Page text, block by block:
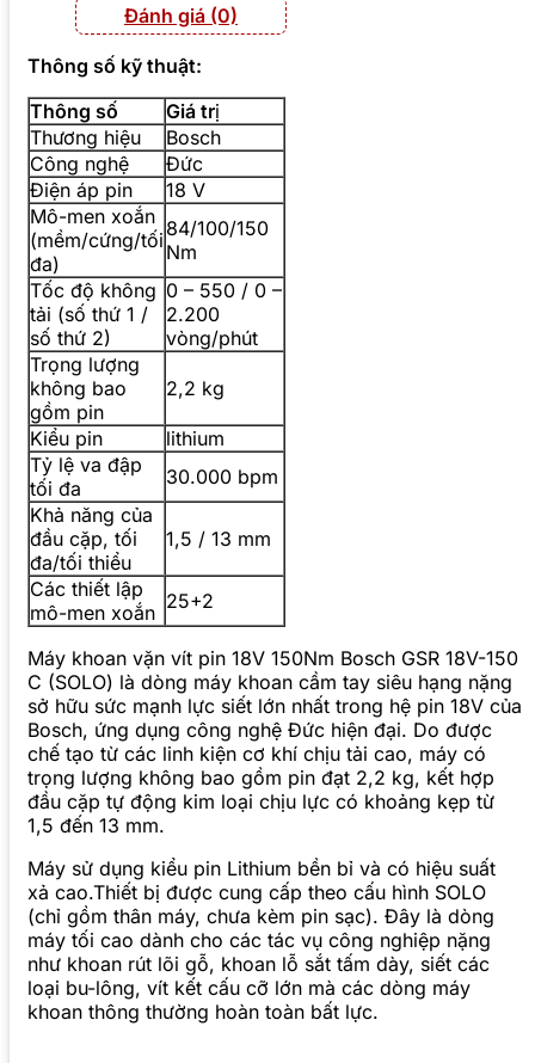
Đánh giá (0)
Thông số kỹ thuật:
Thông số
Giá trị
Thương hiệu
Bosch
Công nghệ
Đức
Điện áp pin
18 V
Mô-men xoắn
(mềm/cứng/tối
đa)
84/100/150
Nm
Tốc độ không
tải (số thứ 1 /
số thứ 2)
0 – 550 / 0 –
2.200
vòng/phút
Trọng lượng
không bao
gồm pin
2,2 kg
Kiểu pin
lithium
Tỷ lệ va đập
tối đa
30.000 bpm
Khả năng của
đầu cặp, tối
đa/tối thiểu
1,5 / 13 mm
Các thiết lập
mô-men xoắn 25+2
Máy khoan vặn vít pin 18V 150Nm Bosch GSR 18V-150
C (SOLO) là dòng máy khoan cầm tay siêu hạng nặng
sở hữu sức mạnh lực siết lớn nhất trong hệ pin 18V của
Bosch, ứng dụng công nghệ Đức hiện đại. Do được
chế tạo từ các linh kiện cơ khí chịu tải cao, máy có
trọng lượng không bao gồm pin đạt 2,2 kg, kết hợp
đầu cặp tự động kim loại chịu lực có khoảng kẹp từ
1,5 đến 13 mm.
Máy sử dụng kiểu pin Lithium bền bỉ và có hiệu suất
xả cao.Thiết bị được cung cấp theo cấu hình SOLO
(chỉ gồm thân máy, chưa kèm pin sạc). Đây là dòng
máy tối cao dành cho các tác vụ công nghiệp nặng
như khoan rút lõi gỗ, khoan lỗ sắt tấm dày, siết các
loại bu-lông, vít kết cấu cỡ lớn mà các dòng máy
khoan thông thường hoàn toàn bất lực.